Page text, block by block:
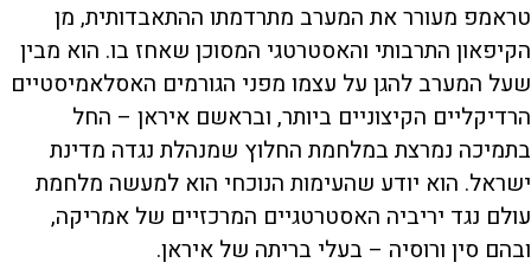
טראמפ מעורר את המערב מתרדמתו ההתאבדותית, מן
הקיפאון התרבותי והאסטרטגי המסוכן שאחז בו. הוא מבין
שעל המערב להגן על עצמו מפני הגורמים האסלאמיסטיים
הרדיקליים הקיצוניים ביותר, ובראשם איראן – החל
בתמיכה נמרצת במלחמת החלוץ שמנהלת נגדה מדינת
ישראל. הוא יודע שהעימות הנוכחי הוא למעשה מלחמת
עולם נגד יריביה האסטרטגיים המרכזיים של אמריקה,
ובהם סין ורוסיה – בעלי בריתה של איראן.